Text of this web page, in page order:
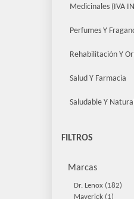
Medicinales (IVA
Perfumes Y
Rehabilitación Y
Salud Y Farmacia
Saludable Y Natural
FILTROS
Marcas
Dr. Lenox (182)
Maverick (1)